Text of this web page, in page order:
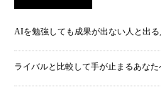
AIを勉強しても成果が出ない人と出
ライバルと比較して手が止まるあな